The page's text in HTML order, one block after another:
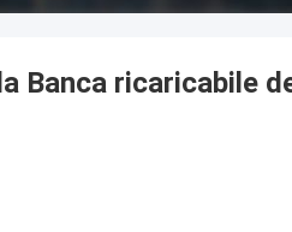
Banca ricaricabile